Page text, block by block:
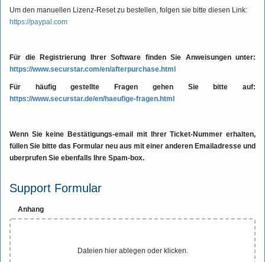
Um den manuellen Lizenz-Reset zu bestellen, folgen sie bitte diesen Link:
https://paypal.com
Für die Registrierung Ihrer Software finden Sie Anweisungen unter:
https://www.securstar.com/en/afterpurchase.html
Für häufig gestellte Fragen gehen Sie bitte auf:
https://www.securstar.de/en/haeufige-fragen.html
Wenn Sie keine Bestätigungs-email mit Ihrer Ticket-Nummer erhalten,
füllen Sie bitte das Formular neu aus mit einer anderen Emailadresse und
uberprufen Sie ebenfalls Ihre Spam-box.
Support Formular
Anhang
Dateien hier ablegen oder klicken.